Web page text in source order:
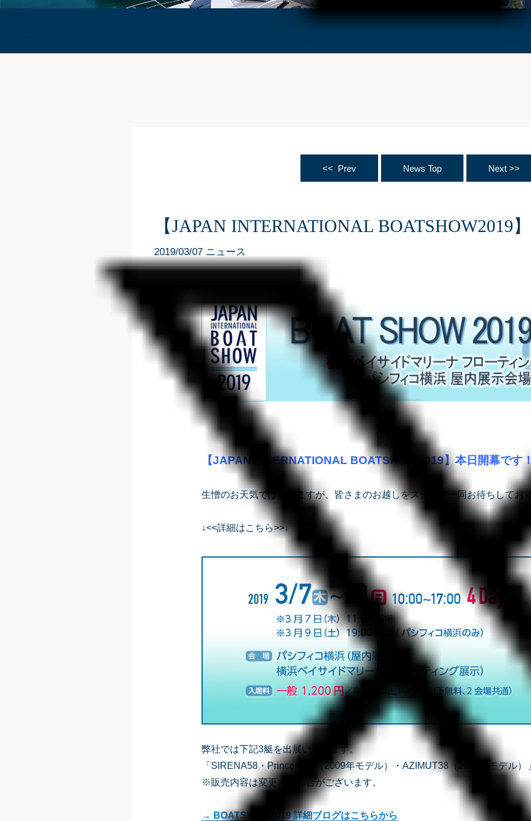
<< Prev News Top Next >>
【JAPAN INTERNATIONAL BOATSHOW2019
2019/03/07 ニュース
【JAPAN INTERNATIONAL BOATSHOW2019】本日開幕です
生憎のお天気ではありますが、皆さまのお越しをスタッフ一同お待ちしてお
↓<<詳細はこちら>>↓
弊社では下記3艇を出展いたします。
「SIRENA58・Princess54（2009年モデル）・AZIMUT38（2010年モデル）
※販売内容は変更する場合がございます。
→ BOATSHOW2019 詳細ブログはこちらから